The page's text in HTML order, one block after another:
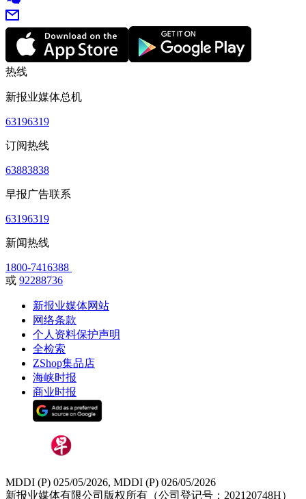
热线
新报业媒体总机
63196319
订阅热线
63883838
早报广告联系
63196319
新闻热线
1800-7416388
或 92288736
新报业媒体网站
网络条款
个人资料保护声明
全检索
ZShop集品店
海峡时报
商业时报
MDDI (P) 025/05/2026, MDDI (P) 026/05/2026
新报业媒体有限公司版权所有（公司登记号：202120748H）